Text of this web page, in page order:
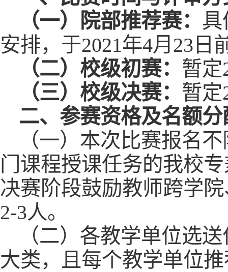
（一）院部推荐赛： 具
安排，于2021年4月23日
（二）校级初赛： 暂定
（三）校级决赛： 暂定
二、参赛资格及名额分
（一）本次比赛报名
门课程授课任务的我校
决赛阶段鼓励教师跨学
2-3人。
（二）各教学单位选
大类，且每个教学单位